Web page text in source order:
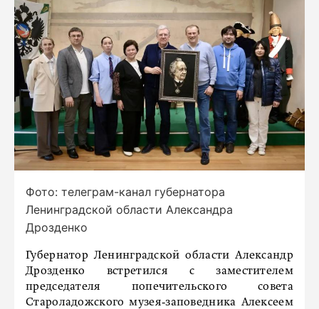
Фото: телеграм-канал губернатора
Ленинградской области Александра
Дрозденко
Губернатор Ленинградской области Александр
Дрозденко встретился с заместителем
председателя попечительского совета
Староладожского музея‑заповедника Алексеем